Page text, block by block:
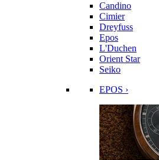
Candino
Cimier
Dreyfuss
Epos
L'Duchen
Orient Star
Seiko
EPOS ›